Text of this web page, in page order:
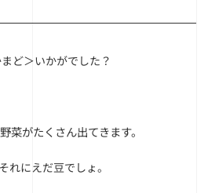
ど＞いかがでした？
菜がたくさん出てきます。
れにえだ豆でしょ。